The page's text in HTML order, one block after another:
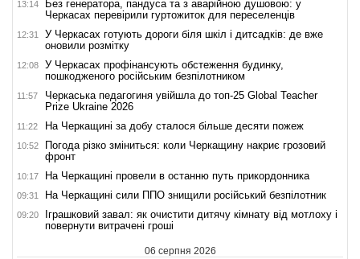
13:14
Без генератора, пандуса та з аварійною душовою: у
Черкасах перевірили гуртожиток для переселенців
12:31
У Черкасах готують дороги біля шкіл і дитсадків: де вже
оновили розмітку
12:08
У Черкасах профінансують обстеження будинку,
пошкодженого російським безпілотником
11:57
Черкаська педагогиня увійшла до топ-25 Global Teacher
Prize Ukraine 2026
11:22 На Черкащині за добу сталося більше десяти пожеж
10:52
Погода різко зміниться: коли Черкащину накриє грозовий
фронт
10:17 На Черкащині провели в останню путь прикордонника
09:31 На Черкащині сили ППО знищили російський безпілотник
09:20
Іграшковий завал: як очистити дитячу кімнату від мотлоху і
повернути витрачені гроші
06 серпня 2026